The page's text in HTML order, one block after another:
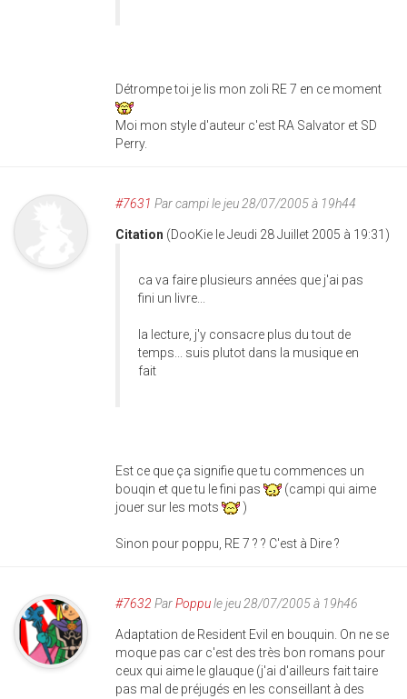
Détrompe toi je lis mon zoli RE 7 en ce moment
Moi mon style d'auteur c'est RA Salvator et SD
Perry.
#7631 Parcampile jeu 28/07/2005 à 19h44
Citation (DooKie le Jeudi 28 Juillet 2005 à 19:31)
ca va faire plusieurs années que j'ai pas
fini un livre...
la lecture, j'y consacre plus du tout de
temps... suis plutot dans la musique en
fait
Est ce que ça signifie que tu commences un
bouqin et que tu le fini pas
(campi qui aime
jouer sur les mots
)
Sinon pour poppu, RE 7 ? ? C'est à Dire ?
#7632 ParPoppule jeu 28/07/2005 à 19h46
Adaptation de Resident Evil en bouquin. On ne se
moque pas car c'est des très bon romans pour
ceux qui aime le glauque (j'ai d'ailleurs fait taire
pas mal de préjugés en les conseillant à des